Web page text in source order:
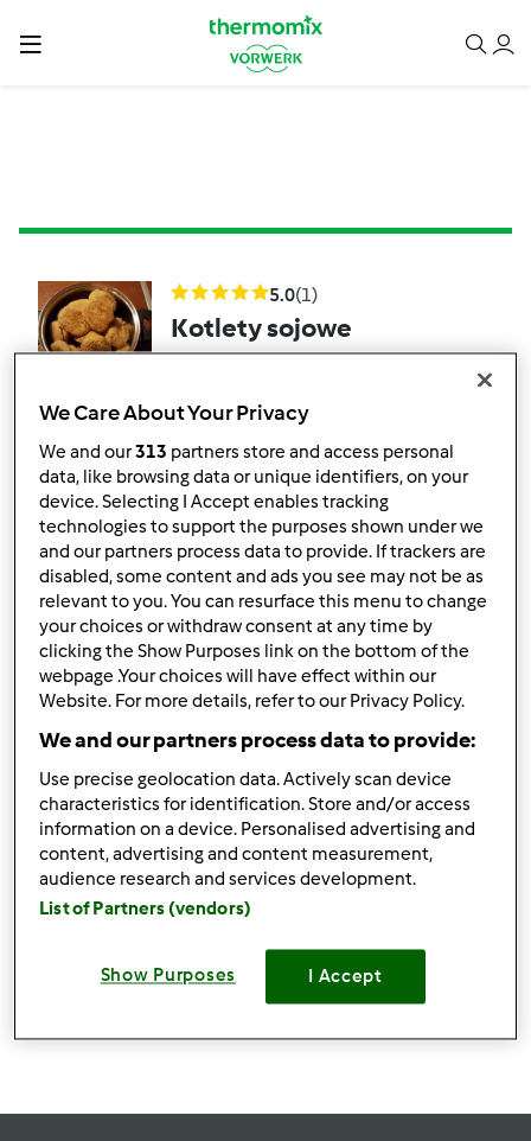
5.0(1)
Kotlety sojowe
borba
2 1 Łatwy 12 4h 0min
Najlepsze ciasto na
pierogi i uszka
przezborba
5.0(1)
Napój z mandarynek i
kiwi
przezborba
1 Łatwy 5min
We Care About Your Privacy
We and our313 partners store and access personal
data, like browsing data or unique identifiers, on your
device. Selecting I Accept enables tracking
technologies to support the purposes shown under we
and our partners process data to provide. If trackers are
disabled, some content and ads you see may not be as
relevant to you. You can resurface this menu to change
your choices or withdraw consent at any time by
clicking the Show Purposes link on the bottom of the
webpage .Your choices will have effect within our
Website. For more details, refer to our Privacy Policy.
We and our partners process data to provide:
Use precise geolocation data. Actively scan device
characteristics for identification. Store and/or access
information on a device. Personalised advertising and
content, advertising and content measurement,
audience research and services development.
List of Partners (vendors)
Show Purposes I Accept